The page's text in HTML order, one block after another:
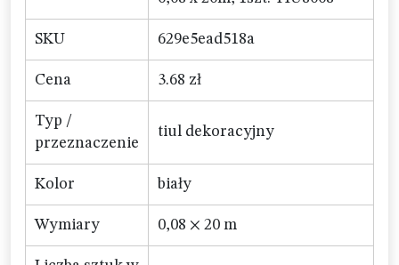
SKU 629e5ead518a
Cena 3.68 zł
Typ /
przeznaczenie
tiul dekoracyjny
Kolor biały
Wymiary 0,08 × 20 m